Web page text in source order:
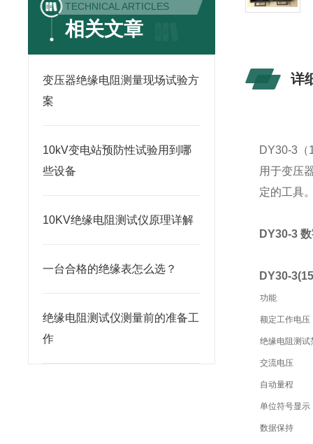
TECHNICAL ARTICLES
相关文章
变压器绝缘电阻测量现场试验方
案
10kV变电站预防性试验用到哪
些设备
10KV绝缘电阻测试仪原理详解
一台合格的绝缘表怎么选？
绝缘电阻测试仪测量前的准备工
作
详
DY30-3（
用于变压
定的工具
DY30-3
DY30-
功能
额定工作电压
绝缘电阻测试
交流电压
自动量程
单位符号显示
数据保持